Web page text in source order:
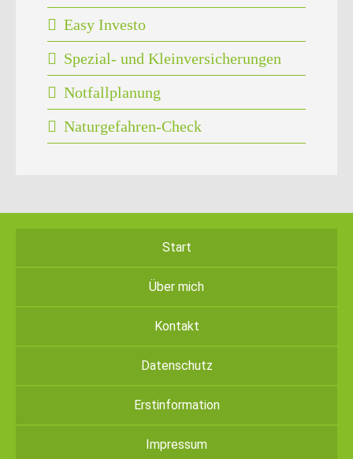
Easy Investo
Spezial- und Kleinversicherungen
Notfallplanung
Naturgefahren-Check
Start
Über mich
Kontakt
Datenschutz
Erstinformation
Impressum